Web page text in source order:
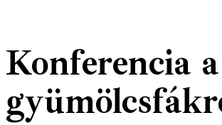
Konferencia a